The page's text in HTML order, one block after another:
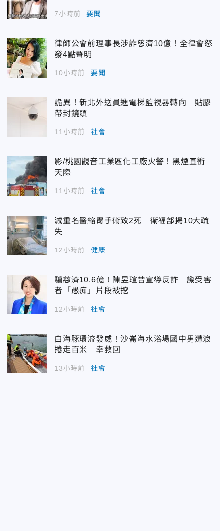
7小時前 要聞
律師公會前理事長涉詐慈濟10億！全律會怒
發4點聲明
10小時前 要聞
詭異！新北外送員進電梯監視器轉向 貼膠
帶封鏡頭
11小時前 社會
影/桃園觀音工業區化工廠火警！黑煙直衝
天際
11小時前 社會
減重名醫縮胃手術致2死 衛福部揭10大疏
失
12小時前 健康
騙慈濟10.6億！陳昱瑄昔宣導反詐 譏受害
者「愚痴」片段被挖
12小時前 社會
白海豚環流發威！沙崙海水浴場國中男遭浪
捲走百米 幸救回
13小時前 社會